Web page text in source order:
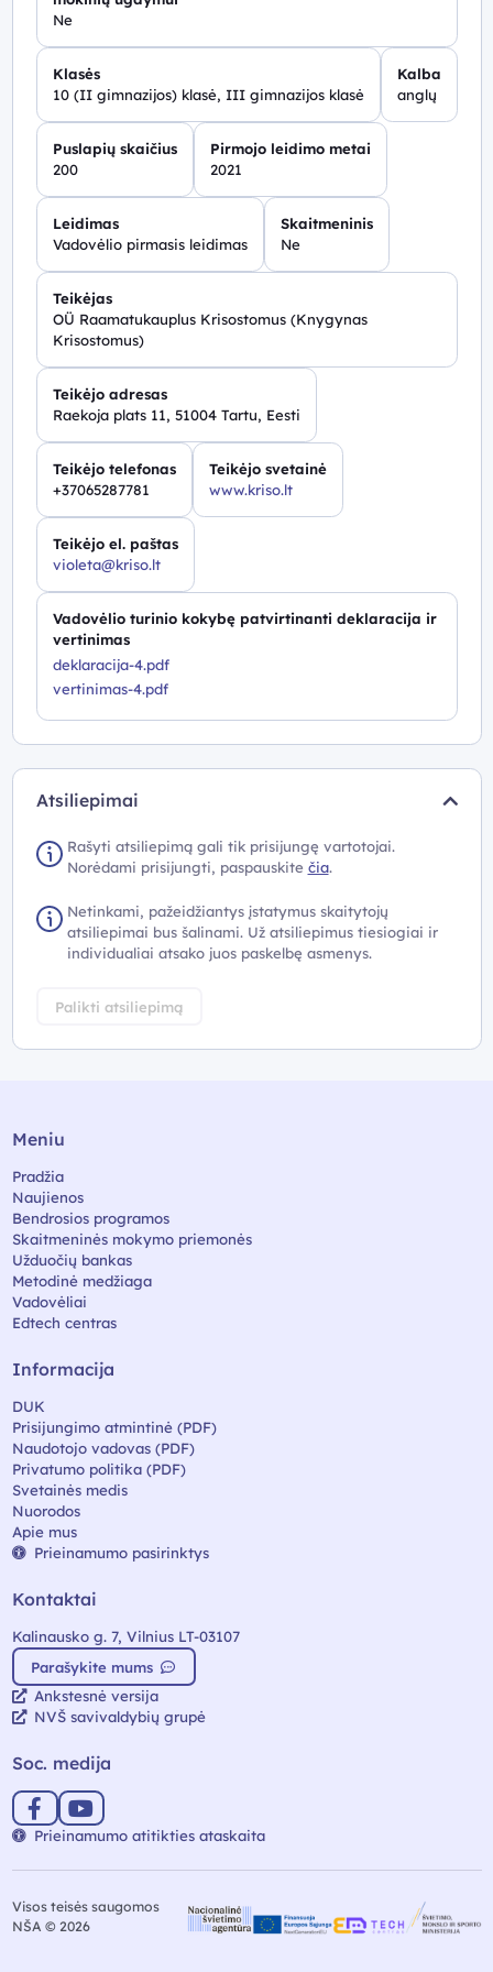
leidžia diferencijuoti mokymą, suteikia galimybę
mokiniams mokytis savarankiškai ir gauti greitą
grįžtamąjį ryšį apie savo pasiekimus.
Ne
Klasės
10 (II gimnazijos) klasė, III gimnazijos klasė
Kalba
anglų
Puslapių skaičius
200
Pirmojo leidimo metai
2021
Leidimas
Vadovėlio pirmasis leidimas
Skaitmeninis
Ne
Teikėjas
OÜ Raamatukauplus Krisostomus (Knygynas
Krisostomus)
Teikėjo adresas
Raekoja plats 11, 51004 Tartu, Eesti
Teikėjo telefonas
+37065287781
Teikėjo svetainė
www.kriso.lt
Teikėjo el. paštas
violeta@kriso.lt
Vadovėlio turinio kokybę patvirtinanti deklaracija ir
vertinimas
deklaracija-4.pdf
vertinimas-4.pdf
Atsiliepimai
Rašyti atsiliepimą gali tik prisijungę vartotojai.
Norėdami prisijungti, paspauskite čia.
Netinkami, pažeidžiantys įstatymus skaitytojų
atsiliepimai bus šalinami. Už atsiliepimus tiesiogiai ir
individualiai atsako juos paskelbę asmenys.
Palikti atsiliepimą
Meniu
Pradžia
Naujienos
Bendrosios programos
Skaitmeninės mokymo priemonės
Užduočių bankas
Metodinė medžiaga
Vadovėliai
Edtech centras
Informacija
DUK
Prisijungimo atmintinė (PDF)
Naudotojo vadovas (PDF)
Privatumo politika (PDF)
Svetainės medis
Nuorodos
Apie mus
Prieinamumo pasirinktys
Kontaktai
Kalinausko g. 7, Vilnius LT-03107
Parašykite mums
Ankstesnė versija
NVŠ savivaldybių grupė
Soc. medija
Prieinamumo atitikties ataskaita
Visos teisės saugomos
NŠA © 2026